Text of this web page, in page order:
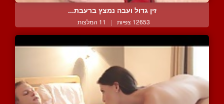
זין גדול ועבה נמצץ ברעבת...
12653 צפיות | 11 המלצות